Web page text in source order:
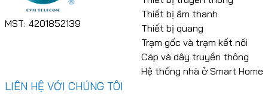
MST: 4201852139
Thiết bị âm thanh
Thiết bị quang
Trạm gốc và trạm kết nối
Cáp và dây truyền thông
Hệ thống nhà ở Smart Home
LIÊN HỆ VỚI CHÚNG TÔI